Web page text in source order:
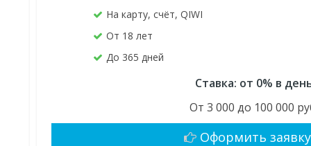
На карту, счёт, QIWI
От 18 лет
До 365 дней
Ставка: от 0% в
От 3 000 до 100 000
Оформить заявку